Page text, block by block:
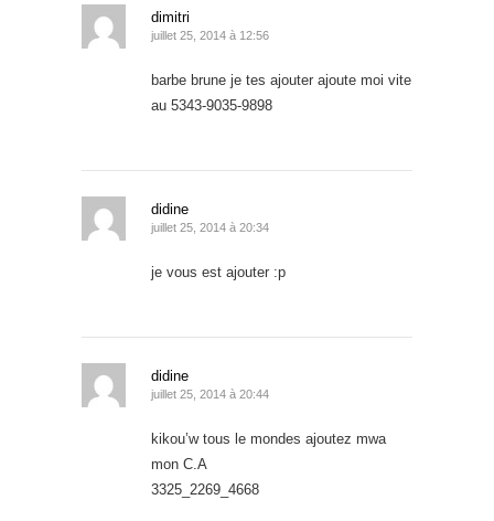
dimitri
juillet 25, 2014 à 12:56
barbe brune je tes ajouter ajoute moi vite
au 5343-9035-9898
didine
juillet 25, 2014 à 20:34
je vous est ajouter :p
didine
juillet 25, 2014 à 20:44
kikou’w tous le mondes ajoutez mwa
mon C.A
3325_2269_4668